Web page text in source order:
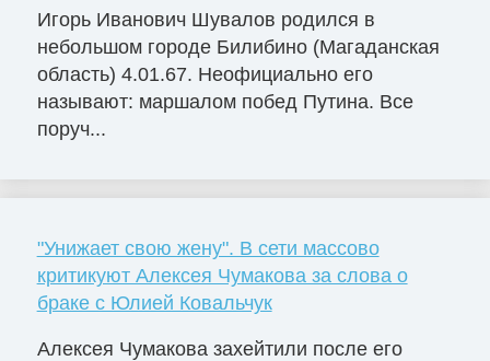
Игорь Иванович Шувалов родился в
небольшом городе Билибино (Магаданская
область) 4.01.67. Неофициально его
называют: маршалом побед Путина. Все
поруч...
"Унижает свою жену". В сети массово
критикуют Алексея Чумакова за слова о
браке с Юлией Ковальчук
Алексея Чумакова захейтили после его